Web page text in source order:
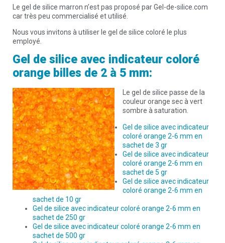
Le gel de silice marron n’est pas proposé par Gel-de-silice.com
car très peu commercialisé et utilisé.
Nous vous invitons à utiliser le gel de silice coloré le plus
employé.
Gel de silice avec indicateur coloré
orange billes de 2 à 5 mm:
Le gel de silice passe de la
couleur orange sec à vert
sombre à saturation.
Gel de silice avec indicateur
coloré orange 2-6 mm en
sachet de 3 gr
Gel de silice avec indicateur
coloré orange 2-6 mm en
sachet de 5 gr
Gel de silice avec indicateur
coloré orange 2-6 mm en
sachet de 10 gr
Gel de silice avec indicateur coloré orange 2-6 mm en
sachet de 250 gr
Gel de silice avec indicateur coloré orange 2-6 mm en
sachet de 500 gr